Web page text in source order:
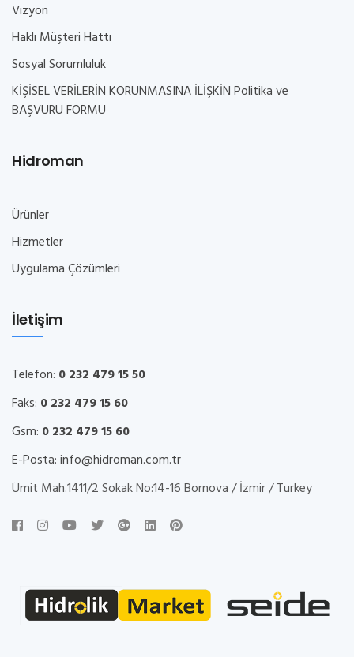
Vizyon
Haklı Müşteri Hattı
Sosyal Sorumluluk
KİŞİSEL VERİLERİN KORUNMASINA İLİŞKİN Politika ve
BAŞVURU FORMU
Hidroman
Ürünler
Hizmetler
Uygulama Çözümleri
İletişim
Telefon: 0 232 479 15 50
Faks: 0 232 479 15 60
Gsm: 0 232 479 15 60
E-Posta:info@hidroman.com.tr
Ümit Mah.1411/2 Sokak No:14-16 Bornova / İzmir / Turkey